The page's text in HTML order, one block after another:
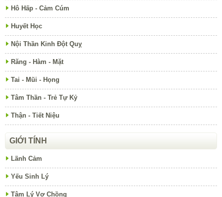
Hô Hấp - Cảm Cúm
Huyết Học
Nội Thần Kinh Đột Quỵ
Răng - Hàm - Mặt
Tai - Mũi - Họng
Tâm Thần - Trẻ Tự Kỷ
Thận - Tiết Niệu
GIỚI TÍNH
Lãnh Cảm
Yếu Sinh Lý
Tâm Lý Vợ Chồng